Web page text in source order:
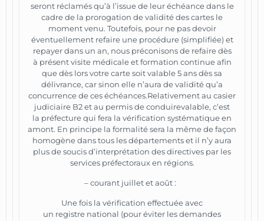
seront réclamés qu’à l’issue de leur échéance dans le
cadre de la prorogation de validité des cartes le
moment venu. Toutefois, pour ne pas devoir
éventuellement refaire une procédure (simplifiée) et
repayer dans un an, nous préconisons de refaire dès
à présent visite médicale et formation continue afin
que dès lors votre carte soit valable 5 ans dès sa
délivrance, car sinon elle n’aura de validité qu’a
concurrence de ces échéances.Relativement au casier
judiciaire B2 et au permis de conduirevalable, c’est
la préfecture qui fera la vérification systématique en
amont. En principe la formalité sera la même de façon
homogène dans tous les départements et il n’y aura
plus de soucis d’interprétation des directives par les
services préfectoraux en régions.
– courant juillet et août :
Une fois la vérification effectuée avec
un registre national (pour éviter les demandes